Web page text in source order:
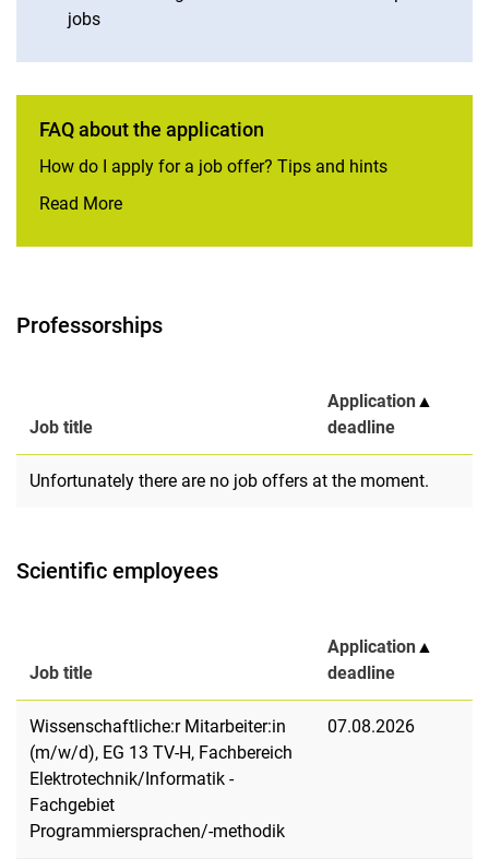
jobs
FAQ about the application
How do I apply for a job offer? Tips and hints
FAQ about the application:
Read More
Professorships
Job title
Application
deadline
▲
Unfortunately there are no job offers at the moment.
Scientific employees
Job title
Application
deadline
▲
Wissenschaftliche:r Mitarbeiter:in
(m/w/d), EG 13 TV-H, Fachbereich
Elektrotechnik/Informatik -
Fachgebiet
Programmiersprachen/-methodik
07.08.2026